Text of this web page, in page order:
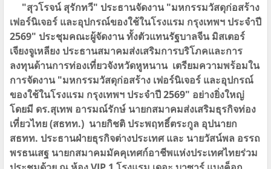
"สุวโรจน์​ ​สุรักทวี" ประธานจัดงาน​ "มหกรรมวัสดุก่อสร้าง​
เฟอร์นิเจอร์ และอุปกรณ์ของใช้ในโรงแรม​ กรุงเทพฯ​ ประจำปี
​2569" ประชุมคณะผู้จัดงาน​ ทั้งตัวแทนรัฐบาลจีน​ มิสเตอร์
เจียงจูเหลียง ประธานสมาคมส่งเสริมการบริโภคและการ
ลงทุนด้านการท่องเที่ยวจังหวัดหูหนาน​ เตรียมความพร้อมใน
การจัดงาน​ "มหกรรมวัสดุก่อสร้าง​ เฟอร์นิเจอร์ และอุปกรณ์
ของใช้ในโรงแรม​ กรุงเทพฯ​ ประจำปี ​2569" อย่างยิ่งใหญ่​
โดยมี​ ดร.สุเทพ อารมณ์รักษ์ นายกสมาคมส่งเสริมธุรกิจท่อง
เที่ยวไทย​ (สธทท.) นายกิชติ​ ประพฤทธิ์ตระกูล​ อุปนายก​
สธทท.​ ประธานฝ่ายธุรกิจ​ต่างประเทศ​ และ​ นายวัสน์พล อรรถ
พรธนเสฐ นายกสมาคมมัคคุเทศก์อาชีพแห่งประเทศไทย​ร่วม